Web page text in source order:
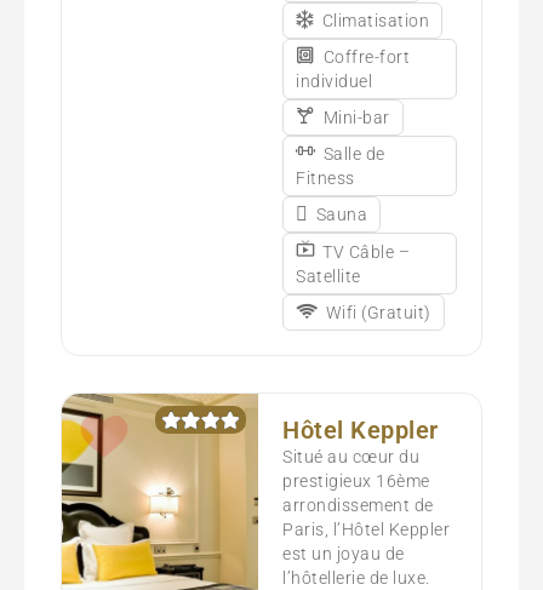
Climatisation
Coffre-fort
individuel
Mini-bar
Salle de
Fitness
Sauna
TV Câble –
Satellite
Wifi (Gratuit)
Hôtel Keppler
Situé au cœur du
prestigieux 16ème
arrondissement de
Paris, l’Hôtel Keppler
est un joyau de
l’hôtellerie de luxe.